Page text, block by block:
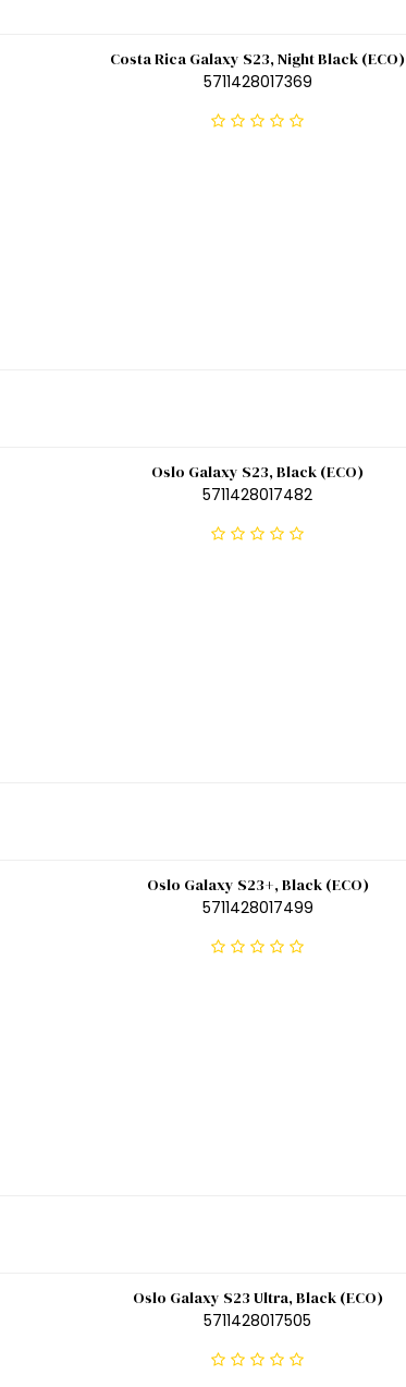
Costa Rica Galaxy S23, Night Black (ECO)
5711428017369
Oslo Galaxy S23, Black (ECO)
5711428017482
Oslo Galaxy S23+, Black (ECO)
5711428017499
Oslo Galaxy S23 Ultra, Black (ECO)
5711428017505